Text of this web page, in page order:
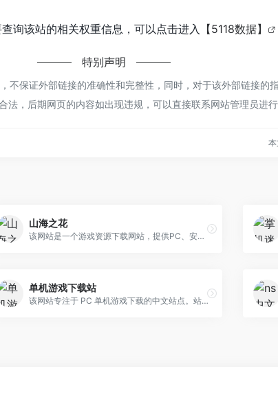
询该站的相关权重信息，可以点击进入 【5118数据】
特别声明
不保证外部链接的准确性和完整性，同时，对于该外部链接的
，后期网页的内容如出现违规，可以直接联系网站管理员进行
山海之花
该网站是一个游戏资源下载网站，提供PC、安卓、苹果、主机游戏的网盘分享下载。
单机游戏下载站
该网站专注于 PC 单机游戏下载的中文站点。站点提供大量单机游戏资源，用户可以通过付费方式获取游戏安装包或补丁，部分页面还设有游戏交流圈子，供玩家讨论攻略、分享心得。收录的热门单机游戏包含但不限于：经典 RPG 与动作冒险《暗黑破坏神 2》《上古卷轴 V：天际》《巫师 3：狂猎》策略与模拟《文明 VI》《星际争霸 II》《模拟城市 4》射击与第一人称视角《半条命 2》《毁灭战士 3》《生化危机 2 重制版》独立与解谜《传送门 2》《光环：光之子》《空洞骑士》体育与竞速《FIFA 23》《极限竞速：地平线 5》